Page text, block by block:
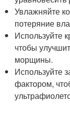
Увлажняйте
потеряние
Используйте
чтобы
морщины.
Используйте
фактором,